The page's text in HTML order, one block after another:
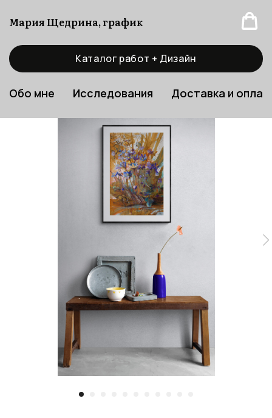
Мария Щедрина, график
Каталог работ + Дизайн
Обо мне Исследования Доставка и